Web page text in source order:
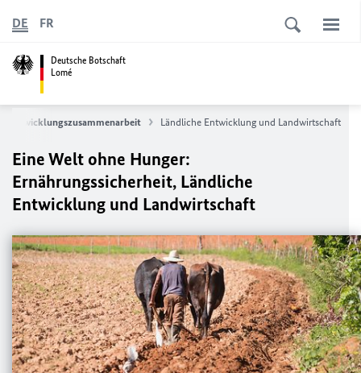
Deutsche Botschaft
Lomé
DE FR
Entwicklungszusammenarbeit Ländliche Entwicklung und Landwirtschaft
Eine Welt ohne Hunger:
Ernährungssicherheit, Ländliche
Entwicklung und Landwirtschaft